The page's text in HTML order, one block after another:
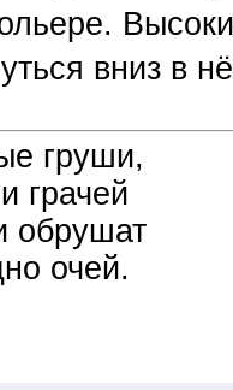
вниз в
груши,
грачей
обрушат
очей.